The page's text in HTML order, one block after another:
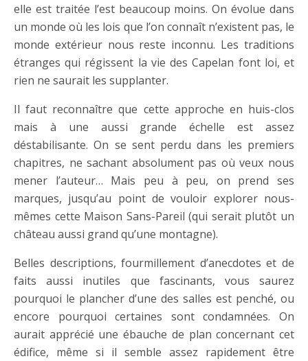
elle est traitée l’est beaucoup moins. On évolue dans
un monde où les lois que l’on connaît n’existent pas, le
monde extérieur nous reste inconnu. Les traditions
étranges qui régissent la vie des Capelan font loi, et
rien ne saurait les supplanter.
Il faut reconnaître que cette approche en huis-clos
mais à une aussi grande échelle est assez
déstabilisante. On se sent perdu dans les premiers
chapitres, ne sachant absolument pas où veux nous
mener l’auteur… Mais peu à peu, on prend ses
marques, jusqu’au point de vouloir explorer nous-
mêmes cette Maison Sans-Pareil (qui serait plutôt un
château aussi grand qu’une montagne).
Belles descriptions, fourmillement d’anecdotes et de
faits aussi inutiles que fascinants, vous saurez
pourquoi le plancher d’une des salles est penché, ou
encore pourquoi certaines sont condamnées. On
aurait apprécié une ébauche de plan concernant cet
édifice, même si il semble assez rapidement être